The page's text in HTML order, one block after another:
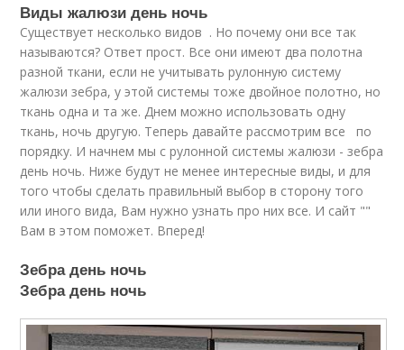
Виды жалюзи день ночь
Существует несколько видов . Но почему они все так
называются? Ответ прост. Все они имеют два полотна
разной ткани, если не учитывать рулонную систему
жалюзи зебра, у этой системы тоже двойное полотно, но
ткань одна и та же. Днем можно использовать одну
ткань, ночь другую. Теперь давайте рассмотрим все по
порядку. И начнем мы с рулонной системы жалюзи - зебра
день ночь. Ниже будут не менее интересные виды, и для
того чтобы сделать правильный выбор в сторону того
или иного вида, Вам нужно узнать про них все. И сайт ""
Вам в этом поможет. Вперед!
Зебра день ночь
Зебра день ночь